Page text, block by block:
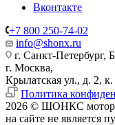
Вконтакте
+7 800 250-74-02
info@shonx.ru
г. Санкт-Петербург,
г. Москва,
Крылатская ул., д. 2,
Политика
2026 © ШОНКС
на сайте не является